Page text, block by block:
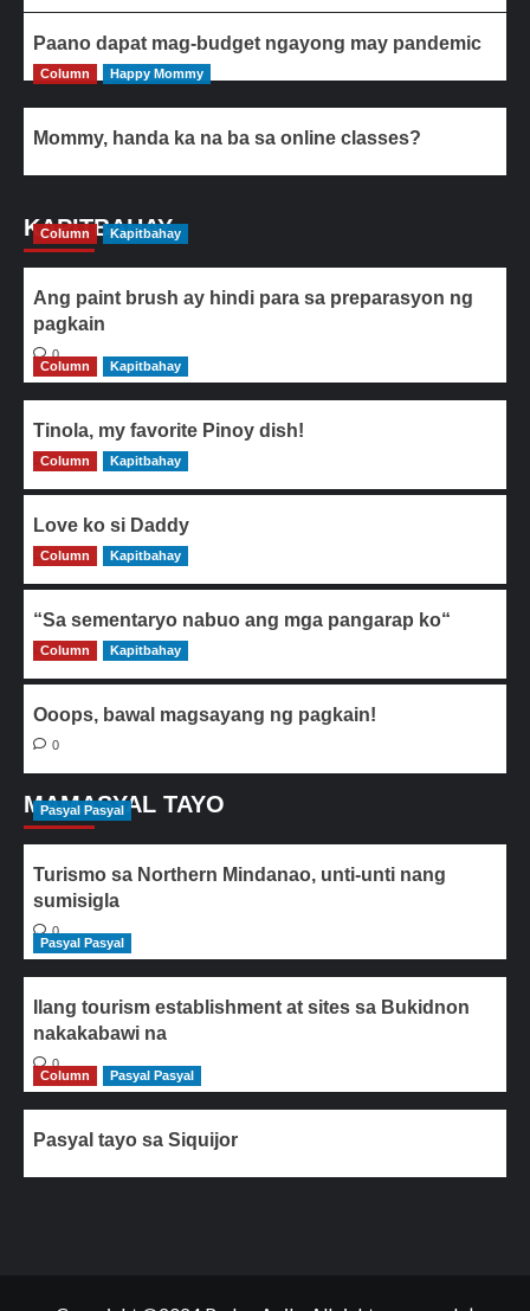
Paano dapat mag-budget ngayong may pandemic
Column Happy Mommy
Mommy, handa ka na ba sa online classes?
KAPITBAHAY
Column Kapitbahay
Ang paint brush ay hindi para sa preparasyon ng
pagkain
0
Column
Kapitbahay
Tinola, my favorite Pinoy dish!
0
Column Kapitbahay
Love ko si Daddy
0
Column Kapitbahay
“Sa sementaryo nabuo ang mga pangarap ko“
0
Column Kapitbahay
Ooops, bawal magsayang ng pagkain!
0
MAMASYAL TAYO
Pasyal Pasyal
Turismo sa Northern Mindanao, unti-unti nang
sumisigla
0
Pasyal Pasyal
Ilang tourism establishment at sites sa Bukidnon
nakakabawi na
0
Column
Pasyal Pasyal
Pasyal tayo sa Siquijor